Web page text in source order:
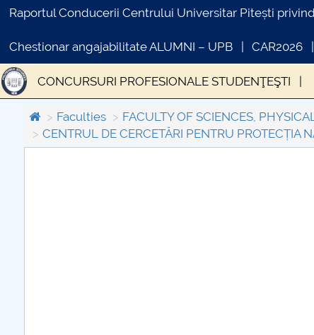
Raportul Conducerii Centrului Universitar Pitești
Chestionar angajabilitate ALUMNI – UPB CAR2026
CONCURSURI PROFESIONALE STUDENŢEŞTI
Faculties FACULTY OF SCIENCES,
CENTRUL DE CERCETĂRI PENTRU PROTECȚIA